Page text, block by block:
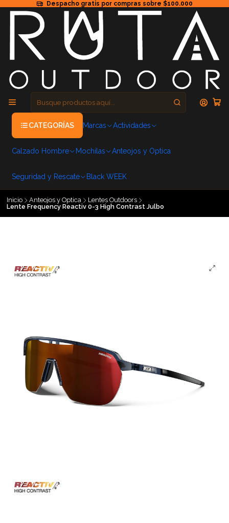
Despacho gratis por compras sobre $100.000
CATEGORÍAS Marcas Actividades
Calzado Hombre Mochilas Anteojos y Optica
Seguridad y Rescate Black WEEK
Inicio Anteojos y Optica
Lentes Outdoors
Lente Frequency Reactiv 0-3 High Contrast Julbo